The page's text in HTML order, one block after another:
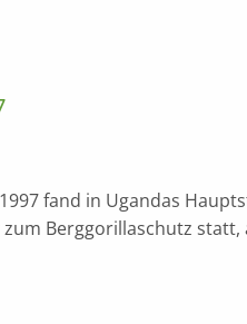
fand in Ugandas
Berggorillaschutz statt,